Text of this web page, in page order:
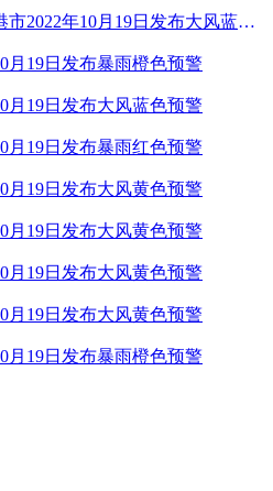
广西壮族自治区防城港市2022年10月19日发布大风蓝色预警
月19日发布暴雨橙色预警
月19日发布大风蓝色预警
月19日发布暴雨红色预警
月19日发布大风黄色预警
月19日发布大风黄色预警
月19日发布大风黄色预警
月19日发布大风黄色预警
月19日发布暴雨橙色预警